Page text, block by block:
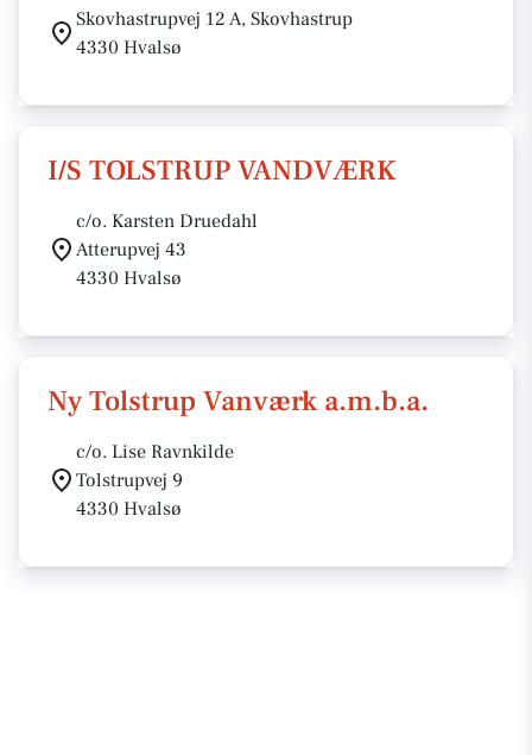
Skovhastrupvej 12 A, Skovhastrup
4330 Hvalsø
I/S TOLSTRUP VANDVÆRK
c/o. Karsten Druedahl
Atterupvej 43
4330 Hvalsø
Ny Tolstrup Vanværk a.m.b.a.
c/o. Lise Ravnkilde
Tolstrupvej 9
4330 Hvalsø